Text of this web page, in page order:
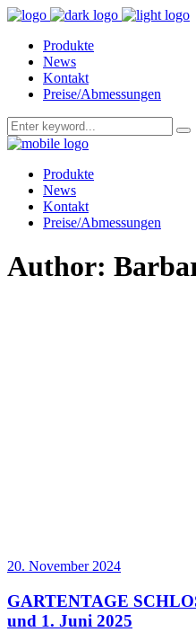
Produkte
News
Kontakt
Preise/Abmessungen
Produkte
News
Kontakt
Preise/Abmessungen
Author:
20. November 2024
GARTENTAGE
und 1. Juni 2025